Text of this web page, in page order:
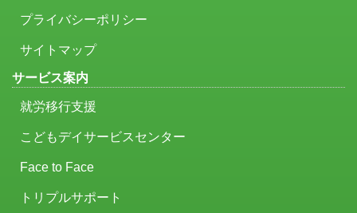
プライバシーポリシー
サイトマップ
サービス案内
就労移行支援
こどもデイサービスセンター
Face to Face
トリプルサポート